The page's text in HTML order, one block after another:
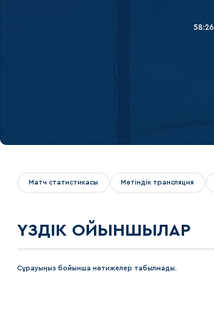
Северсталь58:26
Матч статистикасы Мәтіндік трансляция
ҮЗДІК ОЙЫНШЫЛАР
Сұрауыңыз бойынша нәтижелер табылмады.